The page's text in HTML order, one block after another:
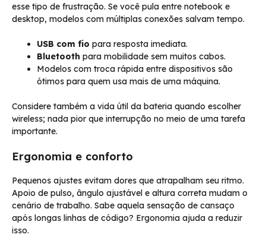
esse tipo de frustração. Se você pula entre notebook e
desktop, modelos com múltiplas conexões salvam tempo.
USB com fio para resposta imediata.
Bluetooth para mobilidade sem muitos cabos.
Modelos com troca rápida entre dispositivos são
ótimos para quem usa mais de uma máquina.
Considere também a vida útil da bateria quando escolher
wireless; nada pior que interrupção no meio de uma tarefa
importante.
Ergonomia e conforto
Pequenos ajustes evitam dores que atrapalham seu ritmo.
Apoio de pulso, ângulo ajustável e altura correta mudam o
cenário de trabalho. Sabe aquela sensação de cansaço
após longas linhas de código? Ergonomia ajuda a reduzir
isso.